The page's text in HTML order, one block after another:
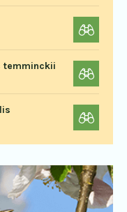
temminckii